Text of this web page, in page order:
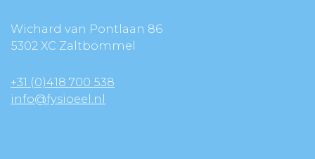
Wichard van Pontlaan 86
5302 XC Zaltbommel
+31 (0)418 700 538
info@fysioeel.nl